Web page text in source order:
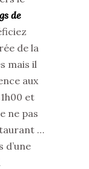
de
de la
mais il
aux
et
ne pas
…
d’une